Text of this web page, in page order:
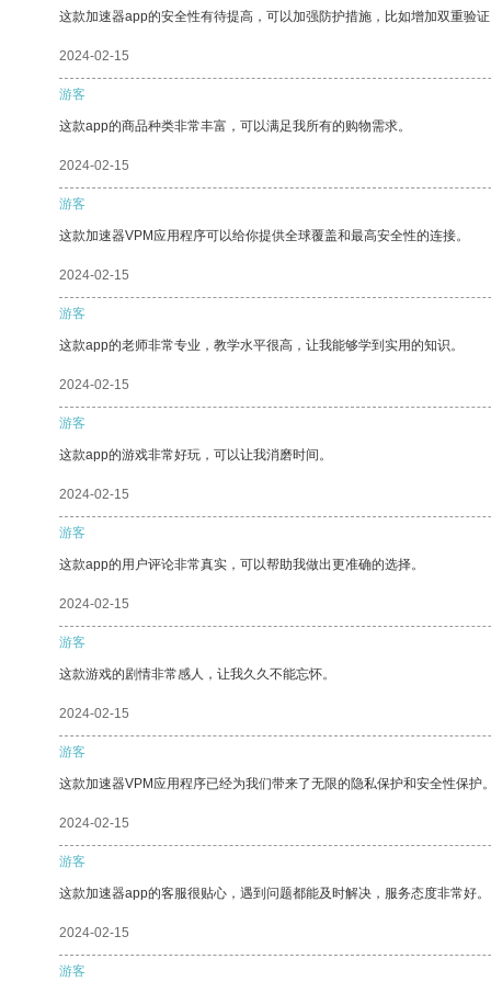
这款加速器app的安全性有待提高，可以加强防护措施，比如增加双重验
2024-02-15
游客
这款app的商品种类非常丰富，可以满足我所有的购物需求。
2024-02-15
游客
这款加速器VPM应用程序可以给你提供全球覆盖和最高安全性的连接。
2024-02-15
游客
这款app的老师非常专业，教学水平很高，让我能够学到实用的知识。
2024-02-15
游客
这款app的游戏非常好玩，可以让我消磨时间。
2024-02-15
游客
这款app的用户评论非常真实，可以帮助我做出更准确的选择。
2024-02-15
游客
这款游戏的剧情非常感人，让我久久不能忘怀。
2024-02-15
游客
这款加速器VPM应用程序已经为我们带来了无限的隐私保护和安全性保护
2024-02-15
游客
这款加速器app的客服很贴心，遇到问题都能及时解决，服务态度非常好。
2024-02-15
游客